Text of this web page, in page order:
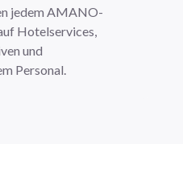
jedem AMANO-
Hotelservices,
und
Personal.